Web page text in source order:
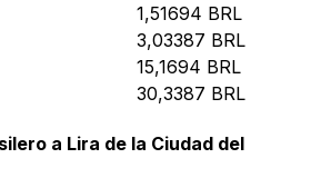
1,51694 BRL
3,03387 BRL
15,1694 BRL
30,3387 BRL
a Lira de la Ciudad del